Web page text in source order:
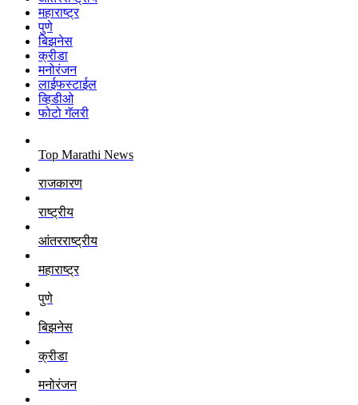
महाराष्ट्र
पुणे
बिझनेस
क्रीडा
मनोरंजन
लाईफस्टाईल
व्हिडीओ
फोटो गॅलरी
Top Marathi News
राजकारण
राष्ट्रीय
आंतरराष्ट्रीय
महाराष्ट्र
पुणे
बिझनेस
क्रीडा
मनोरंजन